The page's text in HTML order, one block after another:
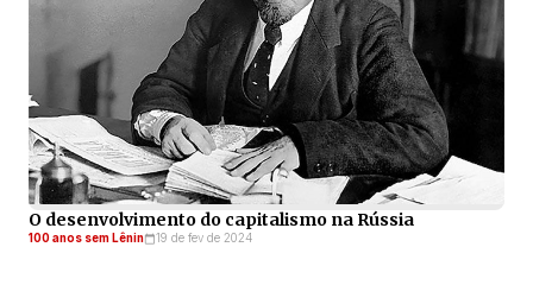
O desenvolvimento do capitalismo na Rússia
100 anos sem Lênin 19 de fev de 2024